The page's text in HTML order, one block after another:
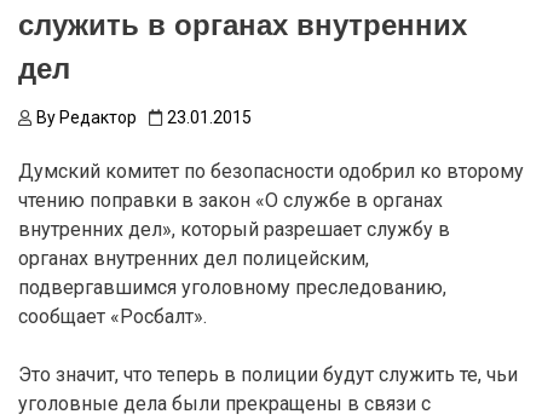
служить в органах внутренних
дел
By Редактор 23.01.2015
Думский комитет по безопасности одобрил ко второму
чтению поправки в закон «О службе в органах
внутренних дел», который разрешает службу в
органах внутренних дел полицейским,
подвергавшимся уголовному преследованию,
сообщает «Росбалт».
Это значит, что теперь в полиции будут служить те, чьи
уголовные дела были прекращены в связи с